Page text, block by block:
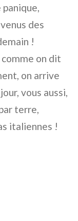
des
!
comme on dit
on arrive
vous aussi,
terre,
italiennes !